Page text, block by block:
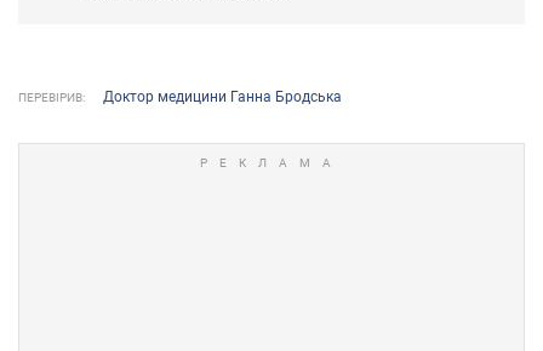
ПЕРЕВІРИВ: Доктор медицини Ганна Бродська